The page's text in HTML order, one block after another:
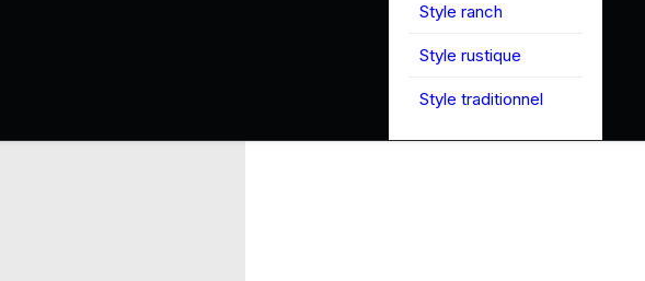
Style ranch
Style rustique
Style traditionnel